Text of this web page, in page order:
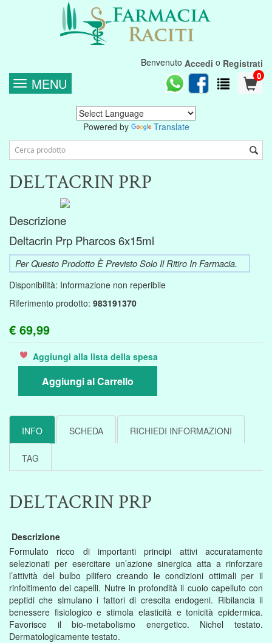
Benvenuto Accedi o Registrati
0
MENU
Powered by Translate
DELTACRIN PRP
Descrizione
Deltacrin Prp Pharcos 6x15ml
Per Questo Prodotto È Previsto Solo Il Ritiro In Farmacia.
Disponibilità: Informazione non reperibile
Riferimento prodotto: 983191370
€ 69,99
Aggiungi alla lista della spesa
Aggiungi al Carrello
INFO SCHEDA RICHIEDI INFORMAZIONI
TAG
DELTACRIN PRP
Descrizione
Formulato ricco di importanti principi attivi accuratamente
selezionati per esercitare un’azione sinergica atta a rinforzare
l’attività del bulbo pilifero creando le condizioni ottimali per il
rinfoltimento dei capelli. Nutre in profondità il cuoio capelluto con
peptidi che simulano i fattori di crescita endogeni. Ribilancia il
benessere fisiologico e stimola elasticità e tonicità epidermica.
Favorisce il bio-metabolismo energetico. Nichel testato.
Dermatologicamente testato.